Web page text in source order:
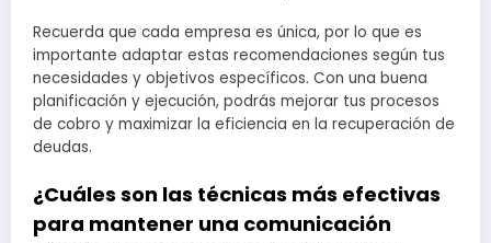
Recuerda que cada empresa es única, por lo que es
importante adaptar estas recomendaciones según tus
necesidades y objetivos específicos. Con una buena
planificación y ejecución, podrás mejorar tus procesos
de cobro y maximizar la eficiencia en la recuperación de
deudas.
¿Cuáles son las técnicas más efectivas
para mantener una comunicación